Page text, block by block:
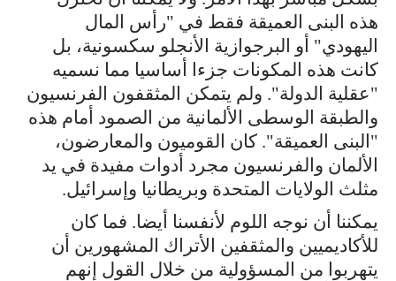
هذه البنى العميقة فقط في "رأس المال
اليهودي" أو البرجوازية الأنجلو سكسونية، بل
كانت هذه المكونات جزءا أساسيا مما نسميه
"عقلية الدولة". ولم يتمكن المثقفون الفرنسيون
والطبقة الوسطى الألمانية من الصمود أمام هذه
"البنى العميقة". كان القوميون والمعارضون،
الألمان والفرنسيون مجرد أدوات مفيدة في يد
مثلث الولايات المتحدة وبريطانيا وإسرائيل.
يمكننا أن نوجه اللوم لأنفسنا أيضا. فما كان
للأكاديميين والمثقفين الأتراك المشهورين أن
يتهربوا من المسؤولية من خلال القول إنهم